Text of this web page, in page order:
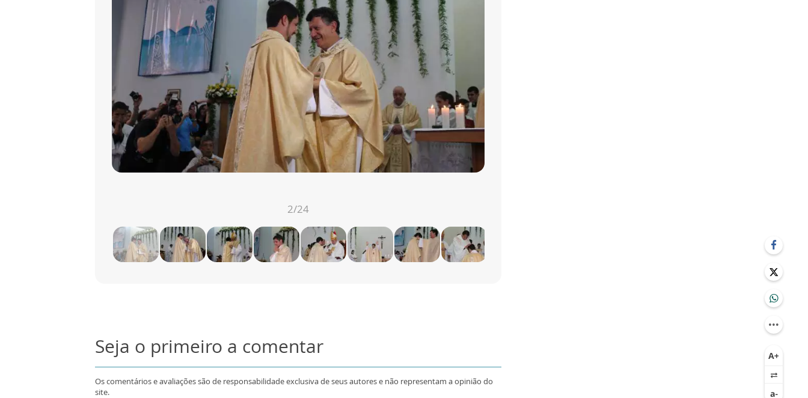
2/24
Seja o primeiro a comentar
Os comentários e avaliações são de responsabilidade exclusiva de seus autores e não representam a opinião do
site.